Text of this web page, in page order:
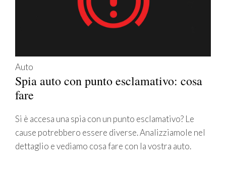
Auto
Spia auto con punto esclamativo: cosa
fare
Si è accesa una spia con un punto esclamativo? Le
cause potrebbero essere diverse. Analizziamole nel
dettaglio e vediamo cosa fare con la vostra auto.